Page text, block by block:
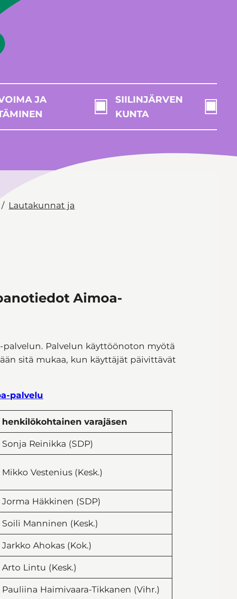
JA
SIILINJÄRVEN
KUNTA
Lautakunnat ja
Aimoa-
Palvelun käyttöönoton myötä
sitä mukaa, kun käyttäjät päivittävät
palvelu
henkilökohtainen varajäsen
Sonja Reinikka (SDP)
Mikko Vestenius (Kesk.)
Jorma Häkkinen (SDP)
Soili Manninen (Kesk.)
Jarkko Ahokas (Kok.)
Arto Lintu (Kesk.)
Pauliina Haimivaara-Tikkanen (Vihr.)